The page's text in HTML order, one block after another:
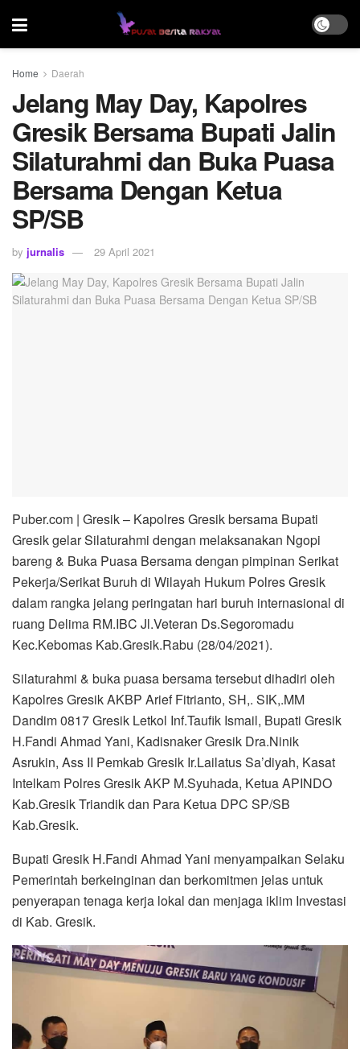
Home Daerah
Jelang May Day, Kapolres
Gresik Bersama Bupati Jalin
Silaturahmi dan Buka Puasa
Bersama Dengan Ketua
SP/SB
by jurnalis 29 April 2021
Puber.com | Gresik – Kapolres Gresik bersama Bupati
Gresik gelar Silaturahmi dengan melaksanakan Ngopi
bareng & Buka Puasa Bersama dengan pimpinan Serikat
Pekerja/Serikat Buruh di Wilayah Hukum Polres Gresik
dalam rangka jelang peringatan hari buruh internasional di
ruang Delima RM.IBC Jl.Veteran Ds.Segoromadu
Kec.Kebomas Kab.Gresik.Rabu (28/04/2021).
Silaturahmi & buka puasa bersama tersebut dihadiri oleh
Kapolres Gresik AKBP Arief Fitrianto, SH,. SIK,.MM
Dandim 0817 Gresik Letkol Inf.Taufik Ismail, Bupati Gresik
H.Fandi Ahmad Yani, Kadisnaker Gresik Dra.Ninik
Asrukin, Ass II Pemkab Gresik Ir.Lailatus Sa’diyah, Kasat
Intelkam Polres Gresik AKP M.Syuhada, Ketua APINDO
Kab.Gresik Triandik dan Para Ketua DPC SP/SB
Kab.Gresik.
Bupati Gresik H.Fandi Ahmad Yani menyampaikan Selaku
Pemerintah berkeinginan dan berkomitmen jelas untuk
penyerapan tenaga kerja lokal dan menjaga iklim Investasi
di Kab. Gresik.